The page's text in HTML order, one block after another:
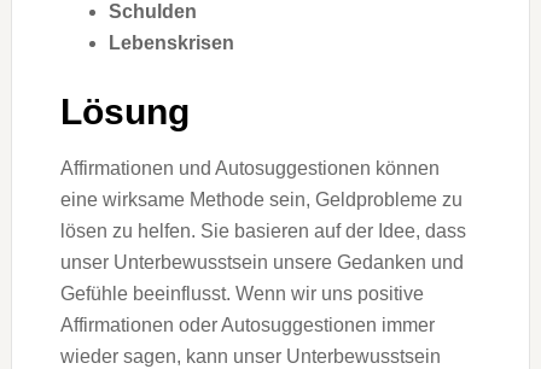
Schulden
Lebenskrisen
Lösung
Affirmationen und Autosuggestionen können
eine wirksame Methode sein, Geldprobleme zu
lösen zu helfen. Sie basieren auf der Idee, dass
unser Unterbewusstsein unsere Gedanken und
Gefühle beeinflusst. Wenn wir uns positive
Affirmationen oder Autosuggestionen immer
wieder sagen, kann unser Unterbewusstsein